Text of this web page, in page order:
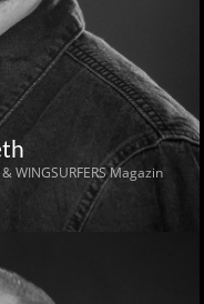
WINGSURFERS Magazin